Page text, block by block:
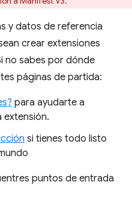
y datos de referencia
crear extensiones
no sabes por dónde
páginas de partida:
para ayudarte a
extensión.
si tienes todo listo
puntos de entrada